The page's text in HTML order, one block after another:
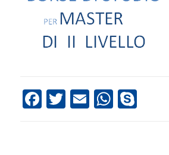
Facebook
Twitter Email WhatsApp